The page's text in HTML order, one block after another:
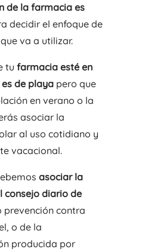
de la farmacia es
decidir el enfoque de
va a utilizar.
tu farmacia esté en
de playapero que
en verano o la
asociar la
al uso cotidiano y
vacacional.
asociar la
consejo diario de
contra
o de la
producida por